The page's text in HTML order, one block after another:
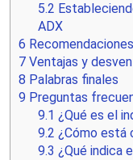
5.2
ADX
6
7 Ventajas y
8 Palabras finales
9 Preguntas
9.1 ¿Qué es el
9.2 ¿Cómo está
9.3 ¿Qué indica